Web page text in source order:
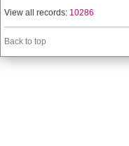
View all records: 10286
Back to top